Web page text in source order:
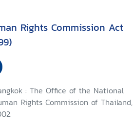
Rights Commission Act
: The Office of the National
Rights Commission of Thailand,